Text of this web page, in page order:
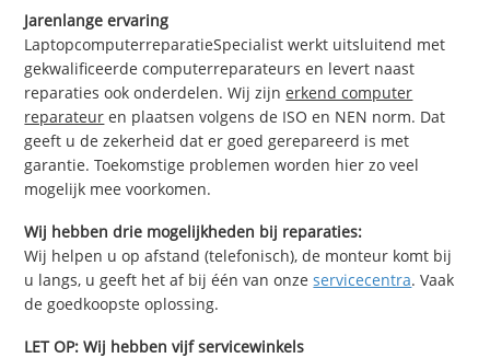
Jarenlange ervaring
LaptopcomputerreparatieSpecialist werkt uitsluitend met
gekwalificeerde computerreparateurs en levert naast
reparaties ook onderdelen. Wij zijnerkend computer
reparateur en plaatsen volgens de ISO en NEN norm. Dat
geeft u de zekerheid dat er goed gerepareerd is met
garantie. Toekomstige problemen worden hier zo veel
mogelijk mee voorkomen.
Wij hebben drie mogelijkheden bij reparaties:
Wij helpen u op afstand (telefonisch), de monteur komt bij
u langs, u geeft het af bij één van onzeservicecentra. Vaak
de goedkoopste oplossing.
LET OP: Wij hebben vijf servicewinkels